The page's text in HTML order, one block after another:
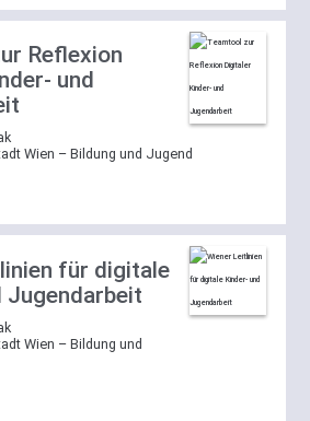
Reflexion
und
Wien – Bildung und Jugend
für digitale
Jugendarbeit
Wien – Bildung und